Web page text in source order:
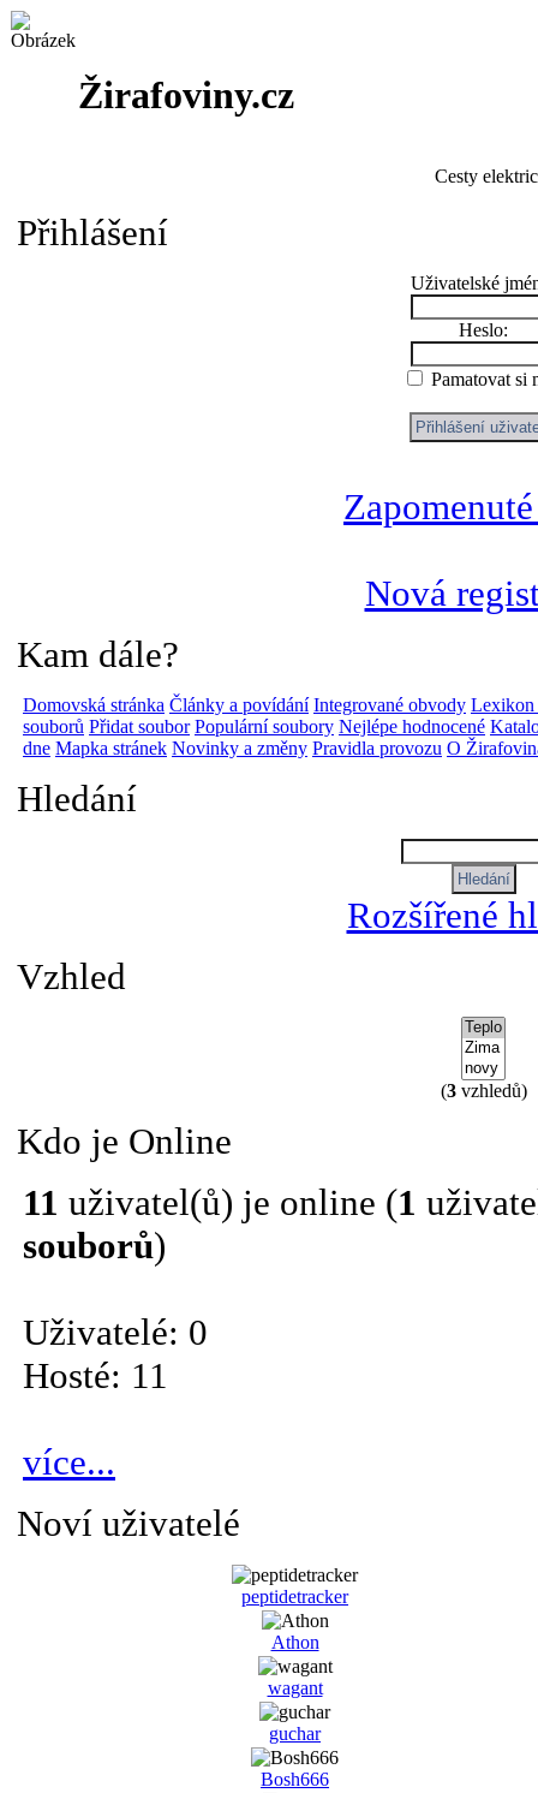
Žirafoviny.cz
Cesty
Přihlášení
Uživatelské
Heslo:
Pamatovat si
Nová
Kam dále?
Domovská stránka Články a povídání Integrované obvody Lexikon
souborů Přidat soubor Populární soubory Nejlépe hodnocené
dne Mapka stránek Novinky a změny Pravidla provozu O
Hledání
Rozšířené
Vzhled
(3vzhledů)
Kdo je Online
11 uživatel(ů) je online (1
souborů)
Uživatelé: 0
Hosté: 11
více...
Noví uživatelé
peptidetracker
Athon
wagant
guchar
Bosh666